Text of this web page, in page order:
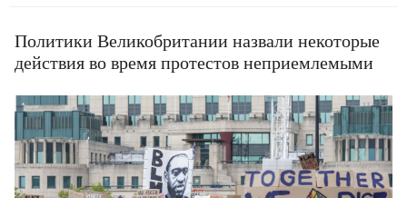
Политики Великобритании назвали некоторые
действия во время протестов неприемлемыми